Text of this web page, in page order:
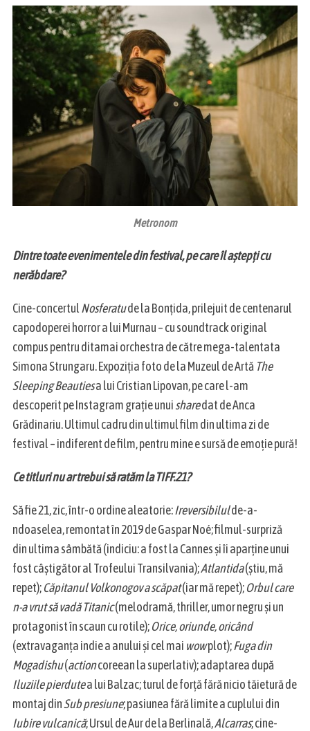
Metronom
Dintre toate evenimentele din festival, pe care îl aștepți cu
nerăbdare?
Cine-concertulNosferatude la Bonțida, prilejuit de centenarul
capodoperei horror a lui Murnau – cu soundtrack original
compus pentru ditamai orchestra de către mega-talentata
Simona Strungaru. Expoziția foto de la Muzeul de Artă The
Sleeping Beautiesa lui Cristian Lipovan, pe care l-am
descoperit pe Instagram grație unuisharedat de Anca
Grădinariu. Ultimul cadru din ultimul film din ultima zi de
festival – indiferent de film, pentru mine e sursă de emoție pură!
Ce titluri nu ar trebui să ratăm la TIFF.21?
Să fie 21, zic, într-o ordine aleatorie:Ireversibilulde-a-
ndoaselea, remontat în 2019 de Gaspar Noé; filmul-surpriză
din ultima sâmbătă (indiciu: a fost la Cannes și îi aparține unui
fost câștigător al Trofeului Transilvania);Atlantida(știu, mă
repet);Căpitanul Volkonogov a scăpat(iar mă repet);Orbul care
n-a vrut să vadă Titanic(melodramă, thriller, umor negru și un
protagonist în scaun cu rotile);Orice, oriunde, oricând
(extravaganța indie a anului și cel mai wowplot);Fuga din
Mogadishu(actioncoreean la superlativ); adaptarea după
Iluziile pierdutea lui Balzac; turul de forță fără nicio tăietură de
montaj dinSub presiune; pasiunea fără limite a cuplului din
Iubire vulcanică; Ursul de Aur de la Berlinală,Alcarras; cine-